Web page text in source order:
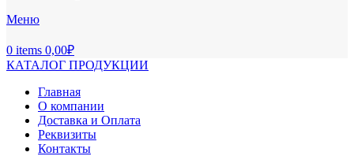
Меню
0 items 0,00₽
КАТАЛОГ ПРОДУКЦИИ
Главная
О компании
Доставка и Оплата
Реквизиты
Контакты